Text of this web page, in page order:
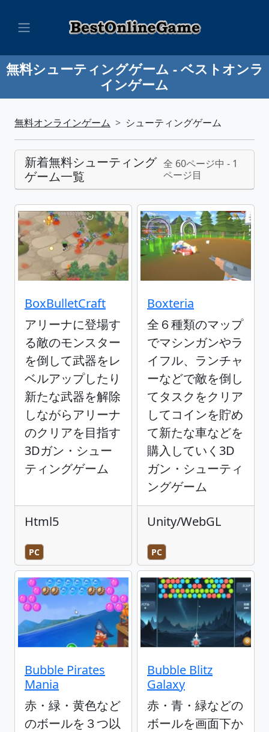
無料シューティングゲーム - ベストオンラ
インゲーム
無料オンラインゲーム シューティングゲーム
新着無料シューティング
ゲーム一覧
全 60ページ中 - 1
ページ目
BoxBulletCraft
アリーナに登場す
る敵のモンスター
を倒して武器をレ
ベルアップしたり
新たな武器を解除
しながらアリーナ
のクリアを目指す
3Dガン・シュー
ティングゲーム
Html5
PC
Boxteria
全６種類のマップ
でマシンガンやラ
イフル、ランチャ
ーなどで敵を倒し
てタスクをクリア
してコインを貯め
て新たな車などを
購入していく3D
ガン・シューティ
ングゲーム
Unity/WebGL
PC
Bubble Pirates
Mania
赤・緑・黄色など
のボールを３つ以
Bubble Blitz
Galaxy
赤・青・緑などの
ボールを画面下か